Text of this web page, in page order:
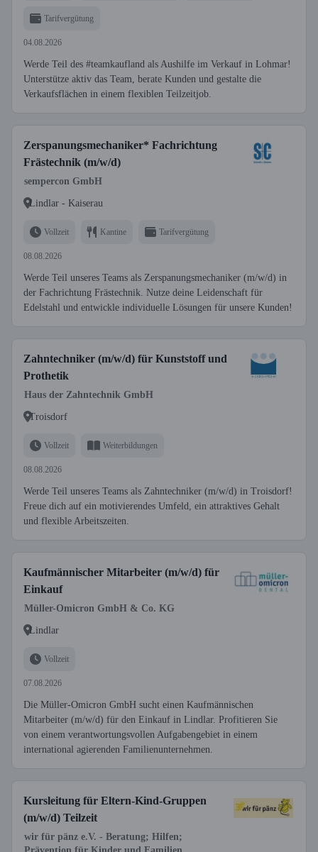
Tarifvergütung
04.08.2026
Werde Teil des #teamkaufland als Aushilfe im Verkauf in Lohmar!
Unterstütze aktiv das Team, berate Kunden und gestalte die
Verkaufsflächen in einem flexiblen Teilzeitjob.
Zerspanungsmechaniker* Fachrichtung
Frästechnik (m/w/d)
sempercon GmbH
Lindlar - Kaiserau
Vollzeit Kantine Tarifvergütung
08.08.2026
Werde Teil unseres Teams als Zerspanungsmechaniker (m/w/d) in
der Fachrichtung Frästechnik. Nutze deine Leidenschaft für
Edelstahl und entwickle individuelle Lösungen für unsere Kunden!
Zahntechniker (m/w/d) für Kunststoff und
Prothetik
Haus der Zahntechnik GmbH
Troisdorf
Vollzeit Weiterbildungen
08.08.2026
Werde Teil unseres Teams als Zahntechniker (m/w/d) in Troisdorf!
Freue dich auf ein motivierendes Umfeld, ein attraktives Gehalt
und flexible Arbeitszeiten.
Kaufmännischer Mitarbeiter (m/w/d) für
Einkauf
Müller-Omicron GmbH & Co. KG
Lindlar
Vollzeit
07.08.2026
Die Müller-Omicron GmbH sucht einen Kaufmännischen
Mitarbeiter (m/w/d) für den Einkauf in Lindlar. Profitieren Sie
von einem verantwortungsvollen Aufgabengebiet in einem
international agierenden Familienunternehmen.
Kursleitung für Eltern-Kind-Gruppen
(m/w/d) Teilzeit
wir für pänz e.V. - Beratung; Hilfen;